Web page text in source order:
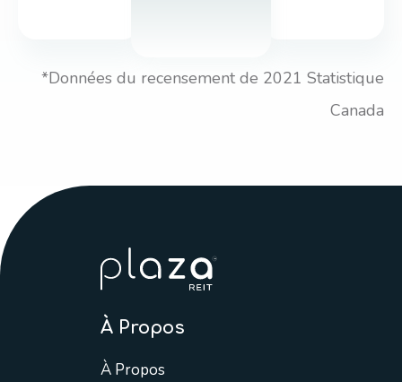
*Données du recensement de 2021 Statistique
Canada
À Propos
À Propos